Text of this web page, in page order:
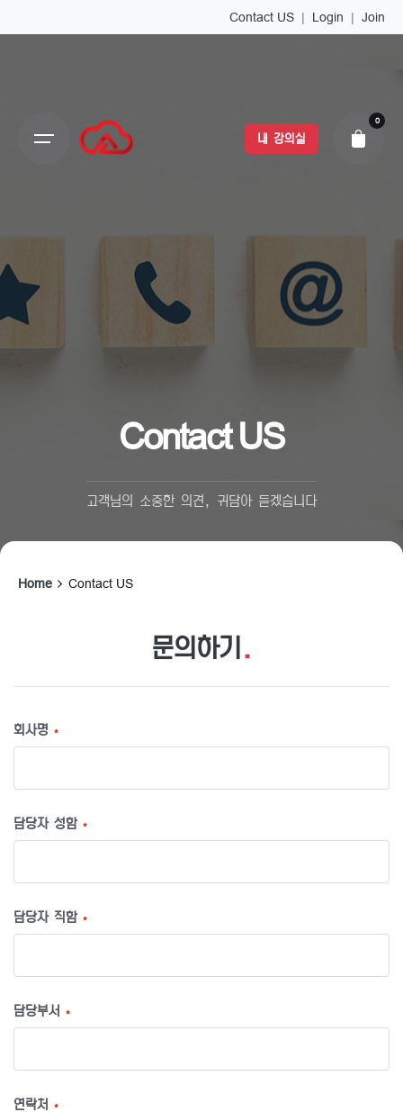
Join
|
Login
|
Contact US
내 강의실
0
Contact US
고객님의 소중한 의견, 귀담아 듣겠습니다
Home Contact US
문의하기 .
회사명 *
담당자 성함 *
담당자 직함 *
담당부서 *
연락처 *